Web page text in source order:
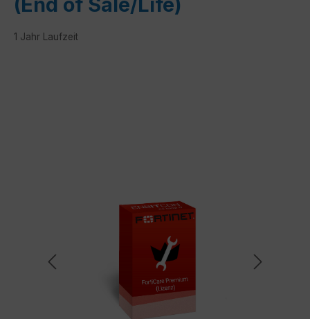
1 Jahr Laufzeit